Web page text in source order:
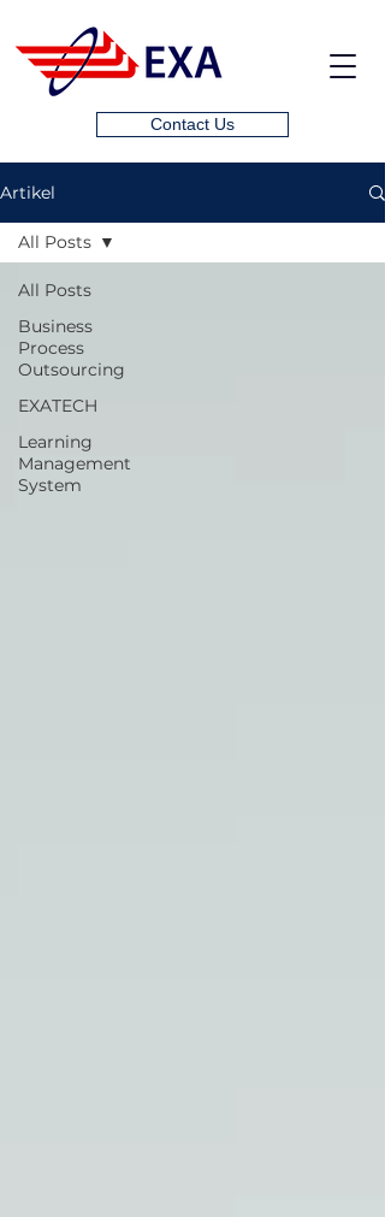
Contact Us
Artikel
All Posts
Business
Process
Outsourcing
EXATECH
Learning
Management
System
All Posts